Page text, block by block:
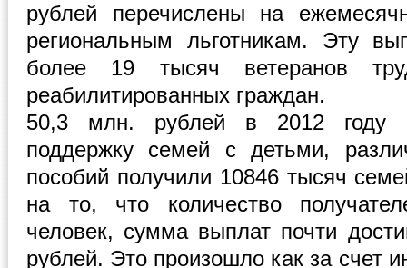
рублей перечислены на
региональным льготникам. Эту
более 19 тысяч ветеранов
реабилитированных граждан.
50,3 млн. рублей в 2012 году
поддержку семей с детьми,
пособий получили 10846 тысяч
на то, что количество
человек, сумма выплат почти
рублей. Это произошло как за счет